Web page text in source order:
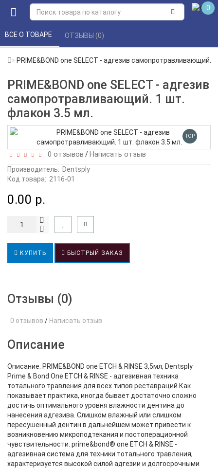
0
PRIME&BOND one SELEСT - адгезив самопротравливающий.
PRIME&BOND one SELEСT - адгезив
самопротравливающий. 1 шт.
флакон 3.5 мл.
ВСЕ О ТОВАРЕ ОТЗЫВЫ (0)
TOP
0 отзывов /Написать отзыв
Производитель: Dentsply
Код товара: 2116-01
0.00 р.
КУПИТЬ БЫСТРЫЙ ЗАКАЗ
Отзывы (0)
0 отзывов / Написать отзыв
Описание
Описание: PRIME&BOND one ETCH & RINSE 3,5мл, Dentsply
Prime & Bond One ETCH & RINSE - адгезивная техника
тотального травления для всех типов реставраций.Как
показывает практика, иногда бывает достаточно сложно
достичь оптимального уровня влажности дентина до
нанесения адгезива. Слишком влажный или слишком
пересушенный дентин в дальнейшем может привести к
возникновению микроподтекания и постоперационной
чувствительности. prime&bond® one ETCH & RINSE -
адгезивная система для техники тотального травления,
характеризуется высокой силой адгезии и долгосрочными